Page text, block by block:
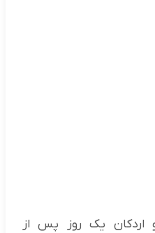
اردکان یک روز پس از